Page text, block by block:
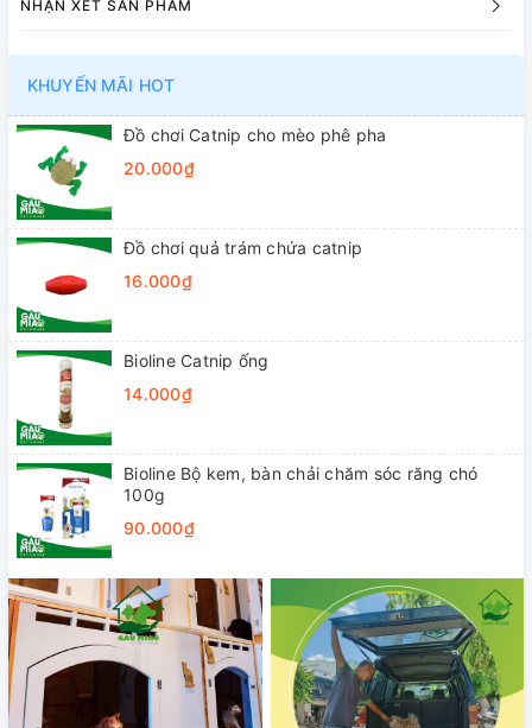
NHẬN XÉT SẢN PHẨM
KHUYẾN MÃI HOT
Đồ chơi Catnip cho mèo phê pha
20.000₫
Đồ chơi quả trám chứa catnip
16.000₫
Bioline Catnip ống
14.000₫
Bioline Bộ kem, bàn chải chăm sóc răng chó
100g
90.000₫